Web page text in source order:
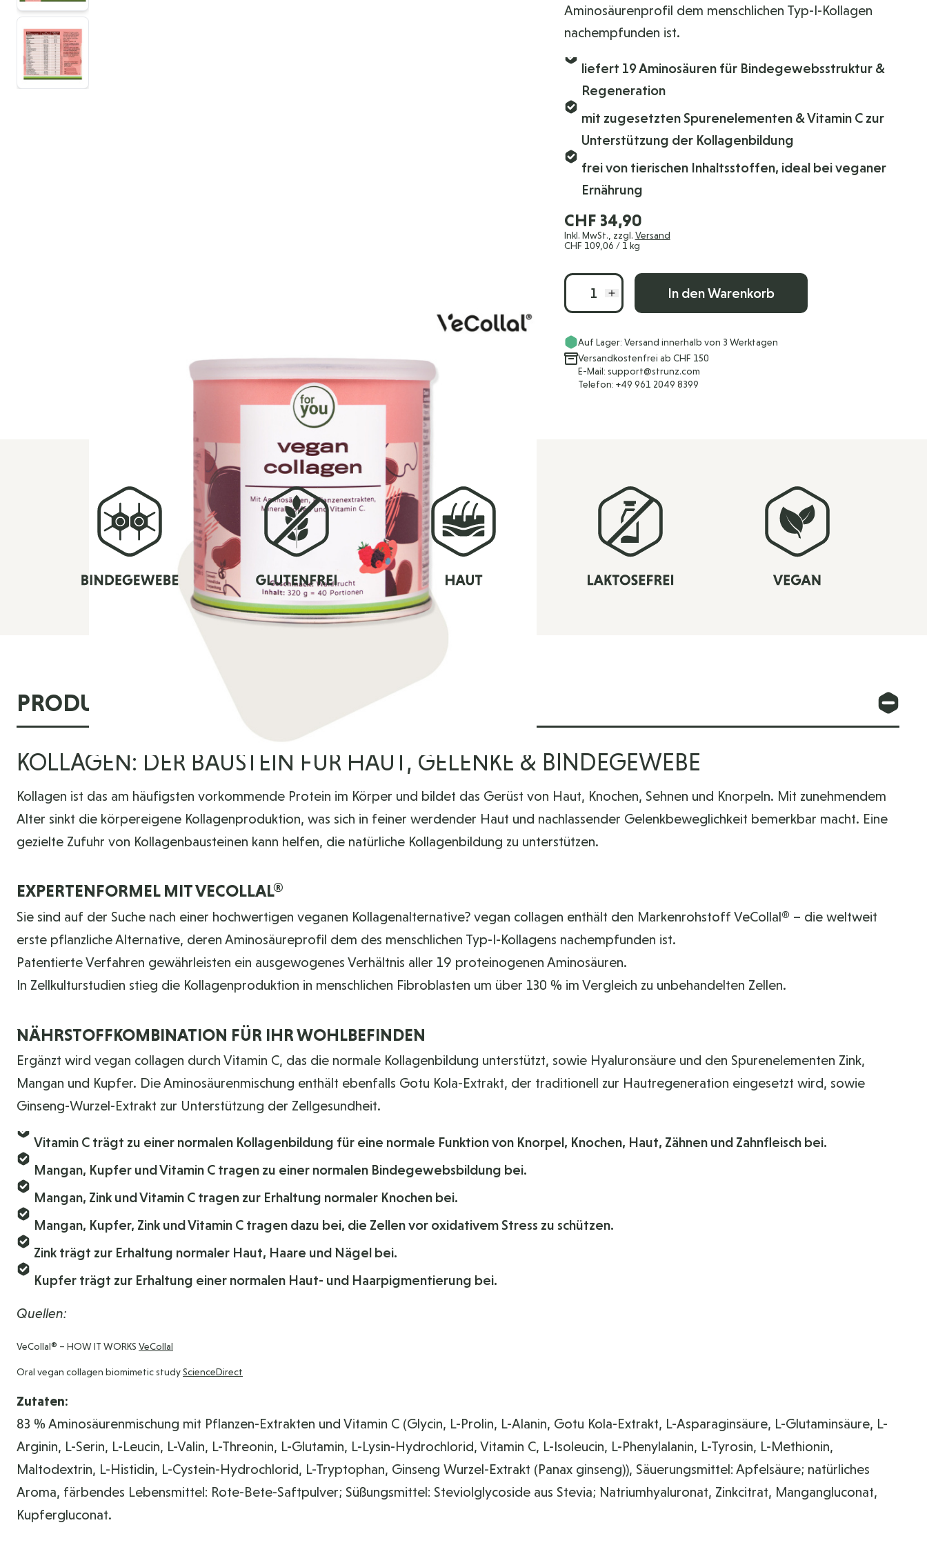
View larger image
Aminosäurenprofil dem menschlichen Typ-I-Kollagen
nachempfunden ist.
liefert 19 Aminosäuren für Bindegewebsstruktur &
Regeneration
mit zugesetzten Spurenelementen & Vitamin C zur
Unterstützung der Kollagenbildung
frei von tierischen Inhaltsstoffen, ideal bei veganer
Ernährung
CHF 34,90
Inkl. MwSt., zzgl. Versand
CHF 109,06 / 1 kg
Menge
In den Warenkorb
Auf Lager: Versand innerhalb von 3 Werktagen
Versandkostenfrei ab CHF 150
E-Mail: support@strunz.com
Telefon: +49 961 2049 8399
PRODUKTINFORMATIONEN
KOLLAGEN: DER BAUSTEIN FÜR HAUT, GELENKE & BINDEGEWEBE
Kollagen ist das am häufigsten vorkommende Protein im Körper und bildet das Gerüst von Haut, Knochen, Sehnen und Knorpeln. Mit zunehmendem
Alter sinkt die körpereigene Kollagenproduktion, was sich in feiner werdender Haut und nachlassender Gelenkbeweglichkeit bemerkbar macht. Eine
gezielte Zufuhr von Kollagenbausteinen kann helfen, die natürliche Kollagenbildung zu unterstützen.
EXPERTENFORMEL MIT VECOLLAL®
Sie sind auf der Suche nach einer hochwertigen veganen Kollagenalternative? vegan collagen enthält den Markenrohstoff VeCollal® – die weltweit
erste pflanzliche Alternative, deren Aminosäureprofil dem des menschlichen Typ-I-Kollagens nachempfunden ist.
Patentierte Verfahren gewährleisten ein ausgewogenes Verhältnis aller 19 proteinogenen Aminosäuren.
In Zellkulturstudien stieg die Kollagenproduktion in menschlichen Fibroblasten um über 130 % im Vergleich zu unbehandelten Zellen.
NÄHRSTOFFKOMBINATION FÜR IHR WOHLBEFINDEN
Ergänzt wird vegan collagen durch Vitamin C, das die normale Kollagenbildung unterstützt, sowie Hyaluronsäure und den Spurenelementen Zink,
Mangan und Kupfer. Die Aminosäurenmischung enthält ebenfalls Gotu Kola-Extrakt, der traditionell zur Hautregeneration eingesetzt wird, sowie
Ginseng-Wurzel-Extrakt zur Unterstützung der Zellgesundheit.
Vitamin C trägt zu einer normalen Kollagenbildung für eine normale Funktion von Knorpel, Knochen, Haut, Zähnen und Zahnfleisch bei.
Mangan, Kupfer und Vitamin C tragen zu einer normalen Bindegewebsbildung bei.
Mangan, Zink und Vitamin C tragen zur Erhaltung normaler Knochen bei.
Mangan, Kupfer, Zink und Vitamin C tragen dazu bei, die Zellen vor oxidativem Stress zu schützen.
Zink trägt zur Erhaltung normaler Haut, Haare und Nägel bei.
Kupfer trägt zur Erhaltung einer normalen Haut- und Haarpigmentierung bei.
Quellen:
VeCollal® – HOW IT WORKS VeCollal
Oral vegan collagen biomimetic studyScienceDirect
Zutaten:
83 % Aminosäurenmischung mit Pflanzen-Extrakten und Vitamin C (Glycin, L-Prolin, L-Alanin, Gotu Kola-Extrakt, L-Asparaginsäure, L-Glutaminsäure, L-
Arginin, L-Serin, L-Leucin, L-Valin, L-Threonin, L-Glutamin, L-Lysin-Hydrochlorid, Vitamin C, L-Isoleucin, L-Phenylalanin, L-Tyrosin, L-Methionin,
Maltodextrin, L-Histidin, L-Cystein-Hydrochlorid, L-Tryptophan, Ginseng Wurzel-Extrakt (Panax ginseng)), Säuerungsmittel: Apfelsäure; natürliches
Aroma, färbendes Lebensmittel: Rote-Bete-Saftpulver; Süßungsmittel: Steviolglycoside aus Stevia; Natriumhyaluronat, Zinkcitrat, Mangangluconat,
Kupfergluconat.